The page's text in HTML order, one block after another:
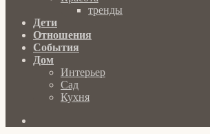
тренды
Дети
Отношения
События
Дом
Интерьер
Сад
Кухня